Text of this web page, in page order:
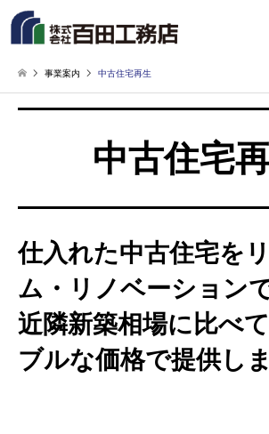
事業案内 中古住宅再生
中古住宅
仕入れた中古住宅を
ム・リノベーション
近隣新築相場に比べ
ブルな価格で提供しま